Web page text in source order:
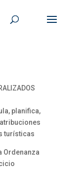
planifica,
turísticas
Ordenanza